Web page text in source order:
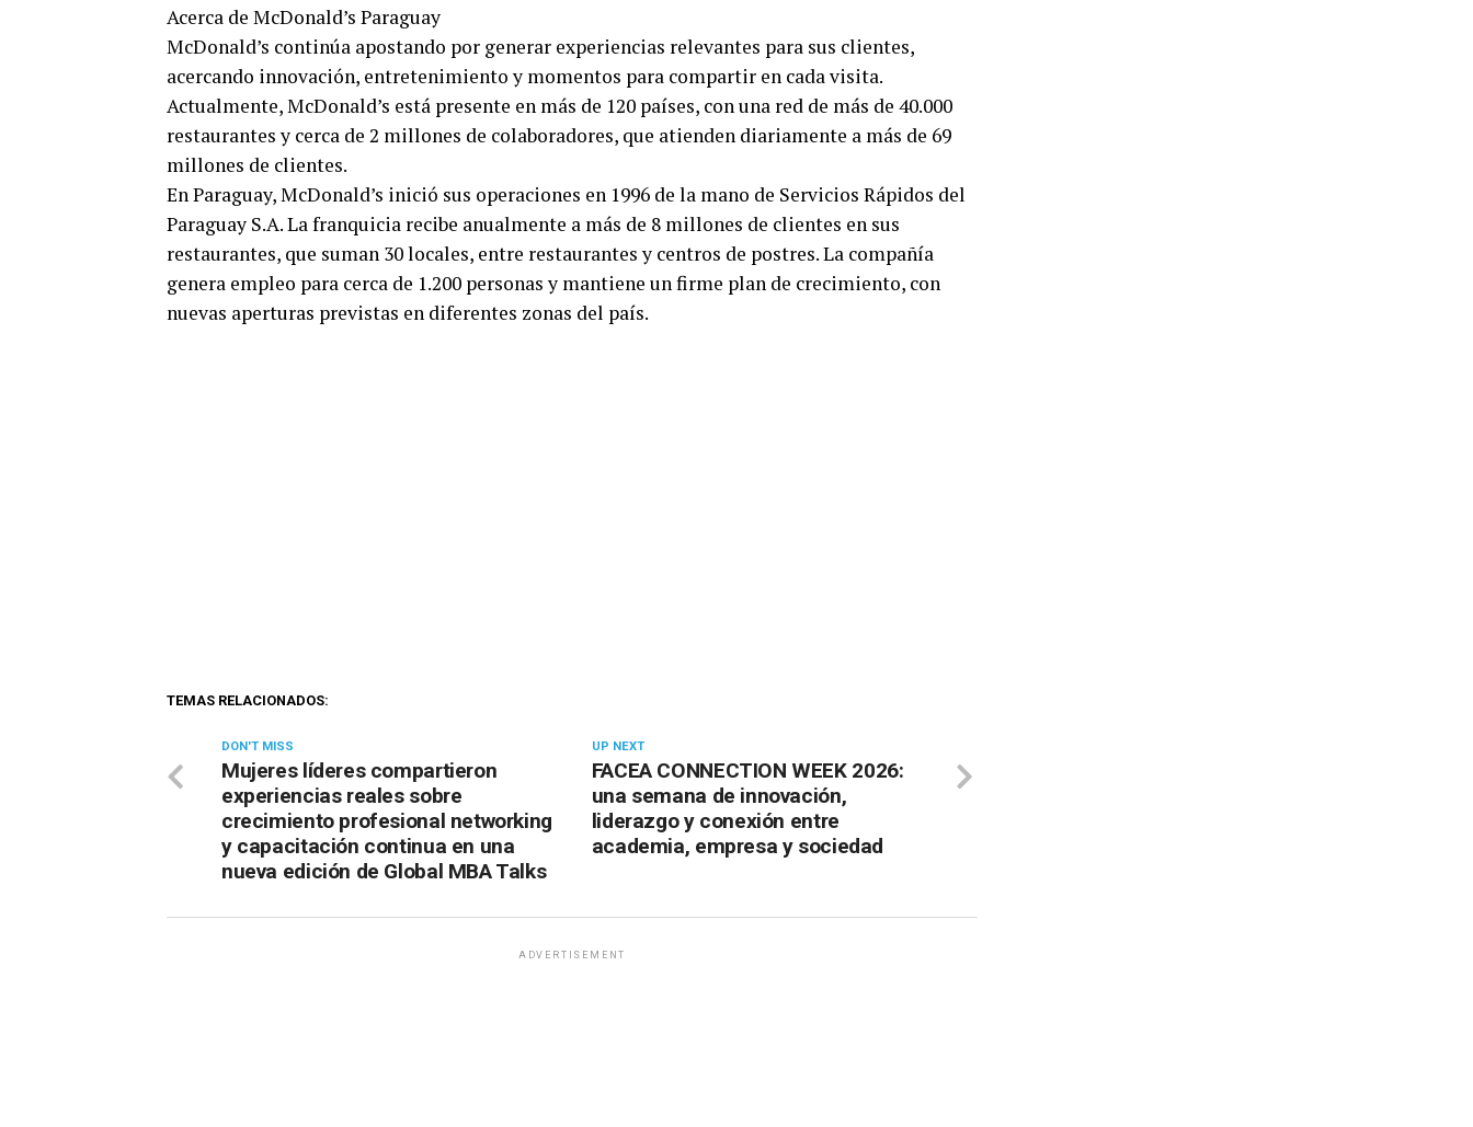
Acerca de McDonald’s Paraguay
McDonald’s continúa apostando por generar experiencias relevantes para sus clientes,
acercando innovación, entretenimiento y momentos para compartir en cada visita.
Actualmente, McDonald’s está presente en más de 120 países, con una red de más de 40.000
restaurantes y cerca de 2 millones de colaboradores, que atienden diariamente a más de 69
millones de clientes.
En Paraguay, McDonald’s inició sus operaciones en 1996 de la mano de Servicios Rápidos del
Paraguay S.A. La franquicia recibe anualmente a más de 8 millones de clientes en sus
restaurantes, que suman 30 locales, entre restaurantes y centros de postres. La compañía
genera empleo para cerca de 1.200 personas y mantiene un firme plan de crecimiento, con
nuevas aperturas previstas en diferentes zonas del país.
TEMAS RELACIONADOS:
UP NEXT
FACEA CONNECTION WEEK 2026:
una semana de innovación,
liderazgo y conexión entre
academia, empresa y sociedad
DON'T MISS
Mujeres líderes compartieron
experiencias reales sobre
crecimiento profesional networking
y capacitación continua en una
nueva edición de Global MBA Talks
ADVERTISEMENT